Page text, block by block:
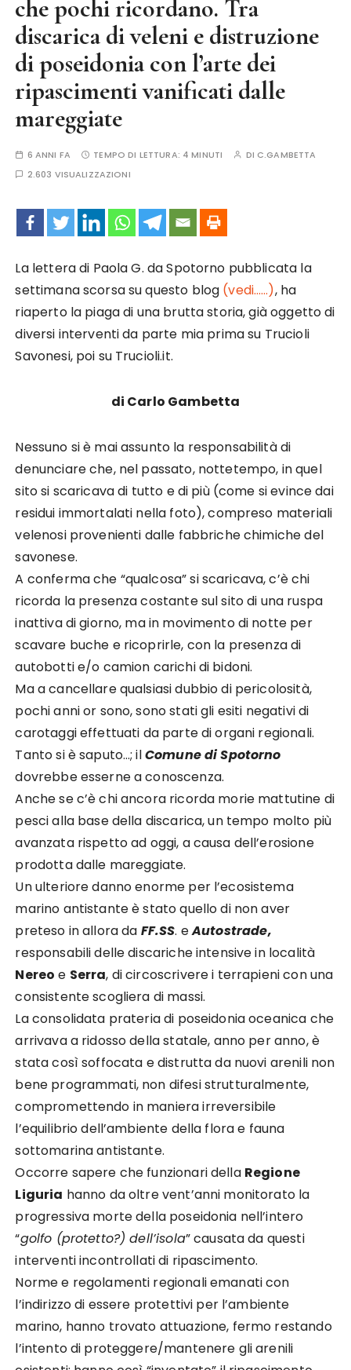
che pochi ricordano. Tra
discarica di veleni e distruzione
di poseidonia con l’arte dei
ripascimenti vanificati dalle
mareggiate
6 ANNI FA TEMPO DI LETTURA: 4 MINUTI DI C.GAMBETTA
2.603 VISUALIZZAZIONI
La lettera di Paola G. da Spotorno pubblicata la
settimana scorsa su questo blog (vedi……), ha
riaperto la piaga di una brutta storia, già oggetto di
diversi interventi da parte mia prima su Trucioli
Savonesi, poi su Trucioli.it.
di Carlo Gambetta
Nessuno si è mai assunto la responsabilità di
denunciare che, nel passato, nottetempo, in quel
sito si scaricava di tutto e di più (come si evince dai
residui immortalati nella foto), compreso materiali
velenosi provenienti dalle fabbriche chimiche del
savonese.
A conferma che “qualcosa” si scaricava, c’è chi
ricorda la presenza costante sul sito di una ruspa
inattiva di giorno, ma in movimento di notte per
scavare buche e ricoprirle, con la presenza di
autobotti e/o camion carichi di bidoni.
Ma a cancellare qualsiasi dubbio di pericolosità,
pochi anni or sono, sono stati gli esiti negativi di
carotaggi effettuati da parte di organi regionali.
Tanto si è saputo…; ilComune di Spotorno
dovrebbe esserne a conoscenza.
Anche se c’è chi ancora ricorda morie mattutine di
pesci alla base della discarica, un tempo molto più
avanzata rispetto ad oggi, a causa dell’erosione
prodotta dalle mareggiate.
Un ulteriore danno enorme per l’ecosistema
marino antistante è stato quello di non aver
preteso in allora da FF.SS. eAutostrade,
responsabili delle discariche intensive in località
Nereo e Serra, di circoscrivere i terrapieni con una
consistente scogliera di massi.
La consolidata prateria di poseidonia oceanica che
arrivava a ridosso della statale, anno per anno, è
stata così soffocata e distrutta da nuovi arenili non
bene programmati, non difesi strutturalmente,
compromettendo in maniera irreversibile
l’equilibrio dell’ambiente della flora e fauna
sottomarina antistante.
Occorre sapere che funzionari della Regione
Liguria hanno da oltre vent’anni monitorato la
progressiva morte della poseidonia nell’intero
“golfo (protetto?) dell’isola” causata da questi
interventi incontrollati di ripascimento.
Norme e regolamenti regionali emanati con
l’indirizzo di essere protettivi per l’ambiente
marino, hanno trovato attuazione, fermo restando
l’intento di proteggere/mantenere gli arenili